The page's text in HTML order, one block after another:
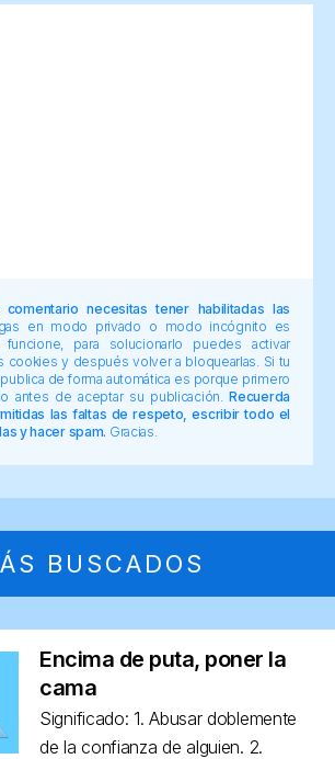
necesitas tener habilitadas las
en modo privado o modo incógnito es
para solucionarlo puedes activar
cookies y después volver a bloquearlas. Si tu
de forma automática es porque primero
antes de aceptar su publicación.Recuerda
las faltas de respeto, escribir todo el
y hacer spam. Gracias.
BUSCADOS
Encima de puta, poner la
cama
Significado: 1. Abusar doblemente
de la confianza de alguien. 2.